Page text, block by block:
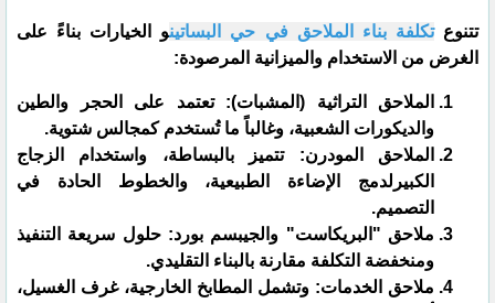
​تتنوعتكلفة بناء الملاحق في حي البساتينو الخيارات بناءً على
الغرض من الاستخدام والميزانية المرصودة:
​الملاحق التراثية (المشبات): تعتمد على الحجر والطين
والديكورات الشعبية، وغالباً ما تُستخدم كمجالس شتوية.
​الملاحق المودرن: تتميز بالبساطة، واستخدام الزجاج
الكبيرلدمج الإضاءة الطبيعية، والخطوط الحادة في
التصميم.
​ملاحق "البريكاست" والجيبسم بورد: حلول سريعة التنفيذ
ومنخفضة التكلفة مقارنة بالبناء التقليدي.
​ملاحق الخدمات: وتشمل المطابخ الخارجية، غرف الغسيل،